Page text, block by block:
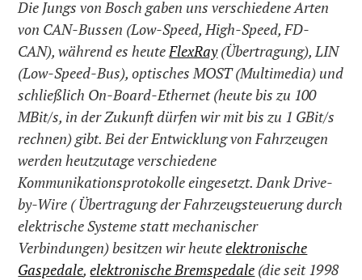
Die Jungs von Bosch gaben uns verschiedene Arten
von CAN-Bussen (Low-Speed, High-Speed, FD-
CAN), während es heuteFlexRay(Übertragung), LIN
(Low-Speed-Bus), optisches MOST (Multimedia) und
schließlich On-Board-Ethernet (heute bis zu 100
MBit/s, in der Zukunft dürfen wir mit bis zu 1 GBit/s
rechnen) gibt. Bei der Entwicklung von Fahrzeugen
werden heutzutage verschiedene
Kommunikationsprotokolle eingesetzt. Dank Drive-
by-Wire ( Übertragung der Fahrzeugsteuerung durch
elektrische Systeme statt mechanischer
Verbindungen) besitzen wir heuteelektronische
Gaspedale,elektronische Bremspedale (die seit 1998